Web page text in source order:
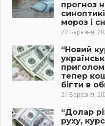
прогноз
мороз і
22 Березня,
“Новий
тепер
бігти в
21 Березня,
“Долар
руху,